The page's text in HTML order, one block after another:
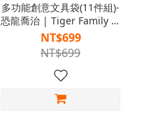
多功能創意文具袋(11件組)-
恐龍喬治 | Tiger Family 粉
紅豬小妹聯名款
NT$699
NT$699